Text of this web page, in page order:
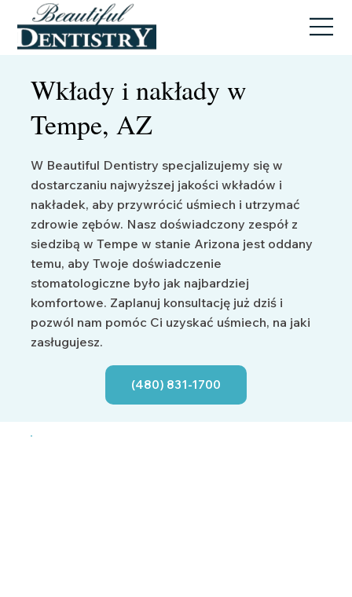
Wkłady i nakłady w
Tempe, AZ
W Beautiful Dentistry specjalizujemy się w
dostarczaniu najwyższej jakości wkładów i
nakładek, aby przywrócić uśmiech i utrzymać
zdrowie zębów. Nasz doświadczony zespół z
siedzibą w Tempe w stanie Arizona jest oddany
temu, aby Twoje doświadczenie
stomatologiczne było jak najbardziej
komfortowe. Zaplanuj konsultację już dziś i
pozwól nam pomóc Ci uzyskać uśmiech, na jaki
zasługujesz.
(480) 831-1700